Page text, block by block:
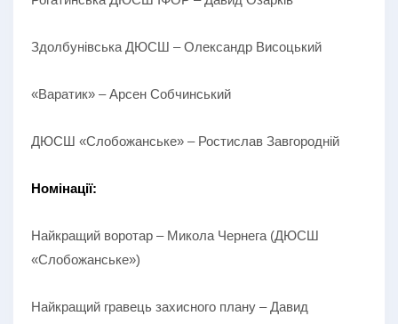
Здолбунівська ДЮСШ – Олександр Висоцький
«Варатик» – Арсен Собчинський
ДЮСШ «Слобожанське» – Ростислав Завгородній
Номінації:
Найкращий воротар – Микола Чернега (ДЮСШ
«Слобожанське»)
Найкращий гравець захисного плану – Давид